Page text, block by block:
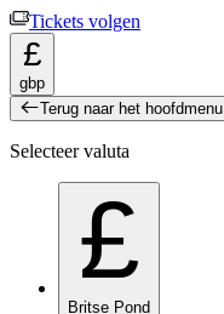
Tickets volgen
£
gbp
Terug naar het hoofdmenu
Selecteer valuta
£
Britse Pond